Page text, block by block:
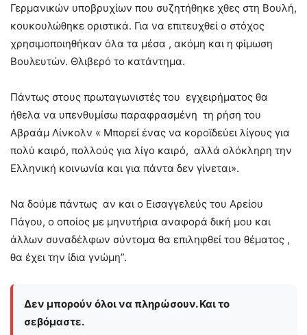
Γερμανικών υποβρυχίων που συζητήθηκε χθες στη Βουλή,
κουκουλώθηκε οριστικά. Για να επιτευχθεί ο στόχος
χρησιμοποιηθήκαν όλα τα μέσα , ακόμη και η φίμωση
Βουλευτών. Θλιβερό το κατάντημα.
Πάντως στους πρωταγωνιστές του εγχειρήματος θα
ήθελα να υπενθυμίσω παραφρασμένη τη ρήση του
Αβραάμ Λίνκολν « Μπορεί ένας να κοροϊδεύει λίγους για
πολύ καιρό, πολλούς για λίγο καιρό, αλλά ολόκληρη την
Ελληνική κοινωνία και για πάντα δεν γίνεται».
Να δούμε πάντως αν και ο Εισαγγελεύς του Αρείου
Πάγου, ο οποίος με μηνυτήρια αναφορά δική μου και
άλλων συναδέλφων σύντομα θα επιληφθεί του θέματος ,
θα έχει την ίδια γνώμη”.
Δεν μπορούν όλοι να πληρώσουν. Και το
σεβόμαστε.